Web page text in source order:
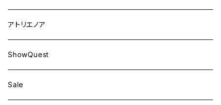
アトリエノア
ShowQuest
Sale